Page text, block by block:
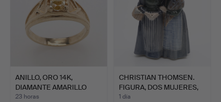
ANILLO, ORO 14K,
DIAMANTE AMARILLO
TALLA O…
23 horas
CHRISTIAN THOMSEN.
FIGURA, DOS MUJERES,
N.…
1 día